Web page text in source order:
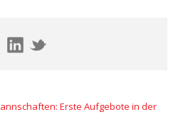
Erste Aufgebote in der